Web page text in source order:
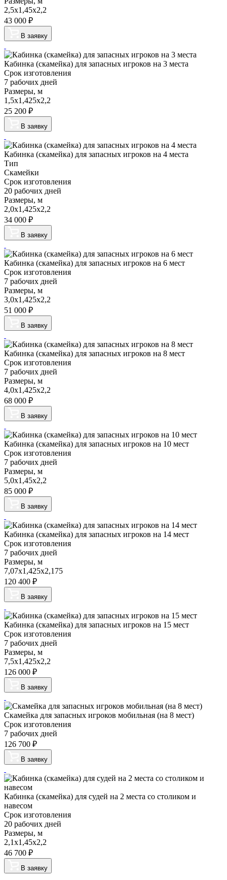
2,5х1,45х2,2
43 000 ₽
В заявку
Кабинка (скамейка) для запасных игроков на 3 места
Срок изготовления
7 рабочих дней
Размеры, м
1,5х1,425х2,2
25 200 ₽
В заявку
Кабинка (скамейка) для запасных игроков на 4 места
Тип
Скамейки
Срок изготовления
20 рабочих дней
Размеры, м
2,0х1,425х2,2
34 000 ₽
В заявку
Кабинка (скамейка) для запасных игроков на 6 мест
Срок изготовления
7 рабочих дней
Размеры, м
3,0х1,425х2,2
51 000 ₽
В заявку
Кабинка (скамейка) для запасных игроков на 8 мест
Срок изготовления
7 рабочих дней
Размеры, м
4,0х1,425х2,2
68 000 ₽
В заявку
Кабинка (скамейка) для запасных игроков на 10 мест
Срок изготовления
7 рабочих дней
Размеры, м
5,0х1,45х2,2
85 000 ₽
В заявку
Кабинка (скамейка) для запасных игроков на 14 мест
Срок изготовления
7 рабочих дней
Размеры, м
7,07х1,425х2,175
120 400 ₽
В заявку
Кабинка (скамейка) для запасных игроков на 15 мест
Срок изготовления
7 рабочих дней
Размеры, м
7,5х1,425х2,2
126 000 ₽
В заявку
Скамейка для запасных игроков мобильная (на 8 мест)
Срок изготовления
7 рабочих дней
126 700 ₽
В заявку
Кабинка (скамейка) для судей на 2 места со столиком и
навесом
Срок изготовления
20 рабочих дней
Размеры, м
2,1х1,45х2,2
46 700 ₽
В заявку